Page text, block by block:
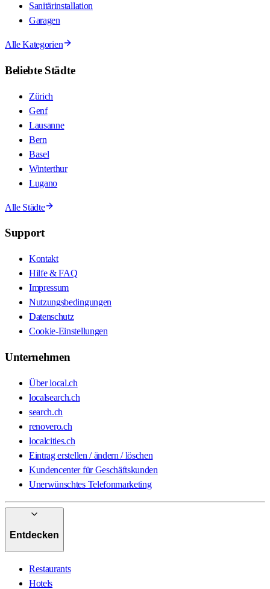
Sanitärinstallation
Garagen
Alle Kategorien
Beliebte Städte
Zürich
Genf
Lausanne
Bern
Basel
Winterthur
Lugano
Alle Städte
Support
Kontakt
Hilfe & FAQ
Impressum
Nutzungsbedingungen
Datenschutz
Cookie-Einstellungen
Unternehmen
Über local.ch
localsearch.ch
search.ch
renovero.ch
localcities.ch
Eintrag erstellen / ändern / löschen
Kundencenter für Geschäftskunden
Unerwünschtes Telefonmarketing
Entdecken
Restaurants
Hotels